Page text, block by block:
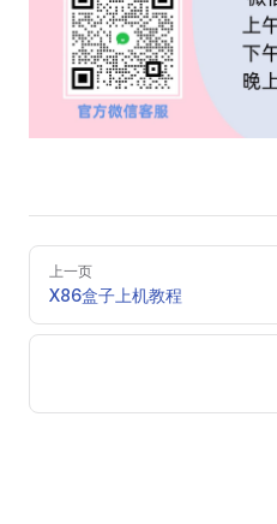
Pager
上一页
X86盒子上机教程